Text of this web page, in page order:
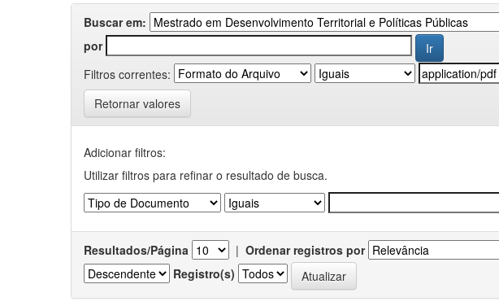
Buscar em:
por
Filtros correntes:
Retornar valores
Adicionar filtros:
Utilizar filtros para refinar o resultado de busca.
Resultados/Página | Ordenar registros por
Registro(s)